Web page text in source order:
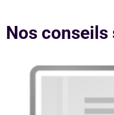
Nos